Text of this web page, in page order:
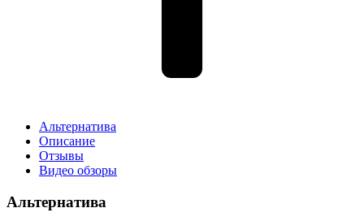
Альтернатива
Описание
Отзывы
Видео обзоры
Альтернатива